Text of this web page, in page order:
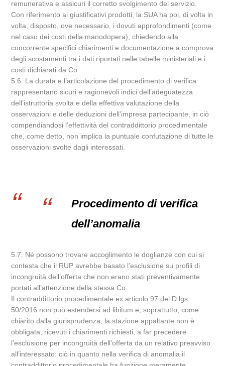
remunerativa e assicuri il corretto svolgimento del servizio.
Con riferimento ai giustificativi prodotti, la SUA ha poi, di volta in
volta, disposto, ove necessario, i dovuti approfondimenti (come
nel caso dei costi della manodopera), chiedendo alla
concorrente specifici chiarimenti e documentazione a comprova
degli scostamenti tra i dati riportati nelle tabelle ministeriali e i
costi dichiarati da Co..
5.6. La durata e l’articolazione del procedimento di verifica
rappresentano sicuri e ragionevoli indici dell’adeguatezza
dell’istruttoria svolta e della effettiva valutazione della
osservazioni e delle deduzioni dell’impresa partecipante, in ciò
compendiandosi l’effettività del contraddittorio procedimentale
che, come detto, non implica la puntuale confutazione di tutte le
osservazioni svolte dagli interessati.
Procedimento di verifica
dell’anomalia
5.7. Né possono trovare accoglimento le doglianze con cui si
contesta che il RUP avrebbe basato l’esclusione su profili di
incongruità dell’offerta che non erano stati preventivamente
portati all’attenzione della stessa Co..
Il contraddittorio procedimentale ex articolo 97 del D.lgs.
50/2016 non può estendersi ad libitum e, soprattutto, come
chiarito dalla giurisprudenza, la stazione appaltante non è
obbligata, ricevuti i chiarimenti richiesti, a far precedere
l’esclusione per incongruità dell’offerta da un relativo preavviso
all’interessato: ciò in quanto nella verifica di anomalia il